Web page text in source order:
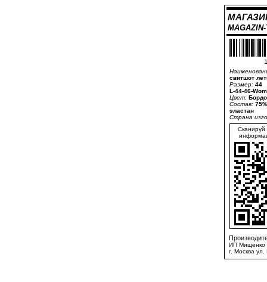
свитшот
Размер: 44
L-44-46-
Цвет:
Состав:
эластан
Страна
Сканируй
ИП Мищенко
г. Москва